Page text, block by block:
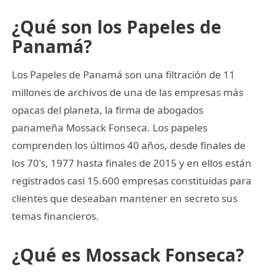
¿Qué son los Papeles de
Panamá?
Los Papeles de Panamá son una filtración de 11
millones de archivos de una de las empresas más
opacas del planeta, la firma de abogados
panameña Mossack Fonseca. Los papeles
comprenden los últimos 40 años, desde finales de
los 70's, 1977 hasta finales de 2015 y en ellos están
registrados casi 15.600 empresas constituidas para
clientes que deseaban mantener en secreto sus
temas financieros.
¿Qué es Mossack Fonseca?